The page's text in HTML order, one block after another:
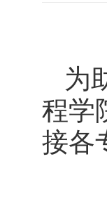
为
程学
接各